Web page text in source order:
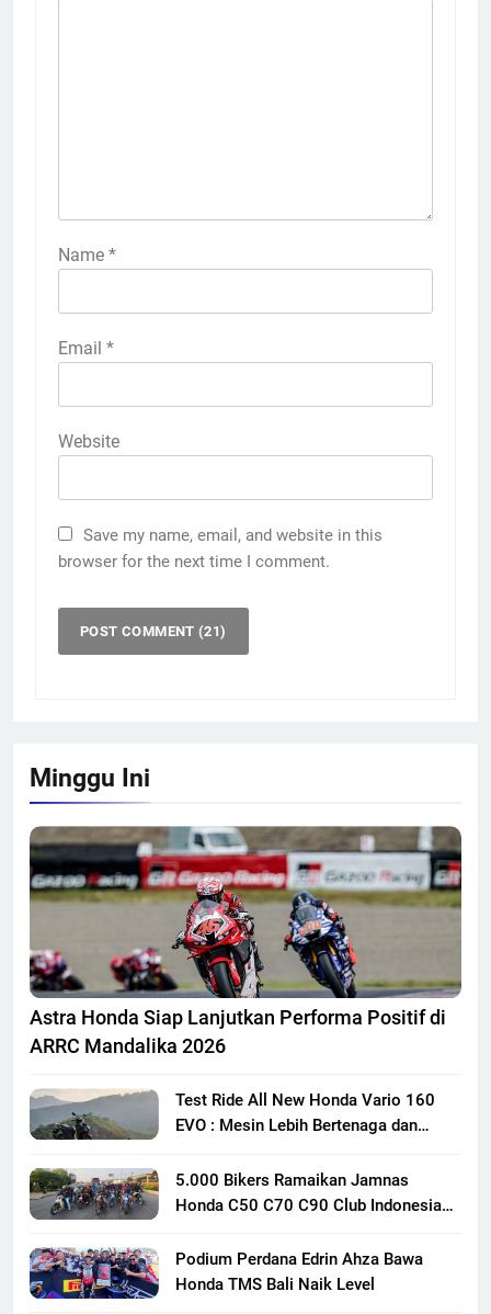
Name *
Email *
Website
Save my name, email, and website in this
browser for the next time I comment.
Minggu Ini
Astra Honda Siap Lanjutkan Performa Positif di
ARRC Mandalika 2026
Test Ride All New Honda Vario 160
EVO : Mesin Lebih Bertenaga dan
5.000 Bikers Ramaikan Jamnas
Honda C50 C70 C90 Club Indonesia
Persaudaraan Pecinta Motor Klasik
Honda
Podium Perdana Edrin Ahza Bawa
Honda TMS Bali Naik Level